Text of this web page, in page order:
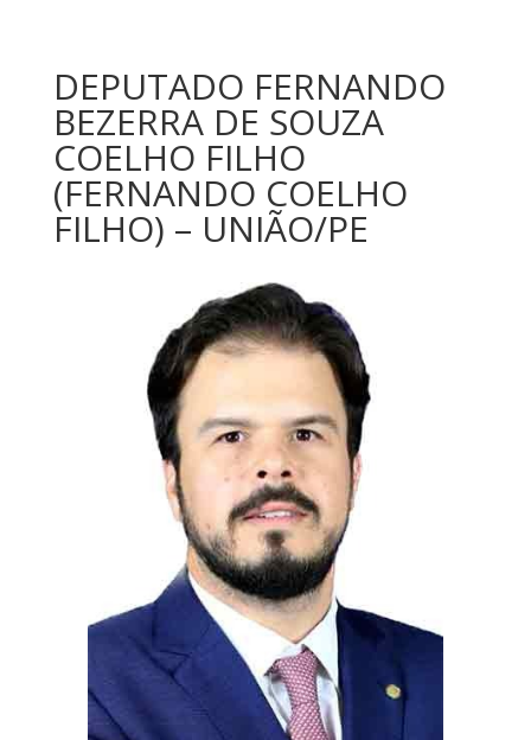
DEPUTADO FERNANDO
BEZERRA DE SOUZA
COELHO FILHO
(FERNANDO COELHO
FILHO) – UNIÃO/PE